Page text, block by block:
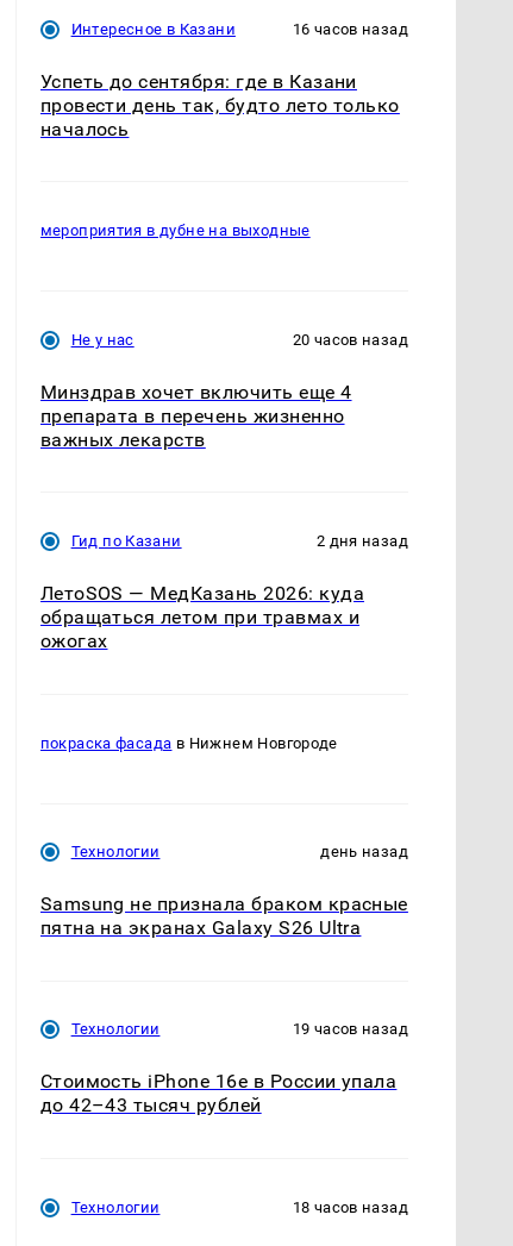
Интересное в Казани 16 часов назад
Успеть до сентября: где в Казани
провести день так, будто лето только
началось
мероприятия в дубне на выходные
Не у нас 20 часов назад
Минздрав хочет включить еще 4
препарата в перечень жизненно
важных лекарств
Гид по Казани 2 дня назад
ЛетоSOS — МедКазань 2026: куда
обращаться летом при травмах и
ожогах
покраска фасада в Нижнем Новгороде
Технологии день назад
Samsung не признала браком красные
пятна на экранах Galaxy S26 Ultra
Технологии 19 часов назад
Стоимость iPhone 16e в России упала
до 42–43 тысяч рублей
Технологии 18 часов назад